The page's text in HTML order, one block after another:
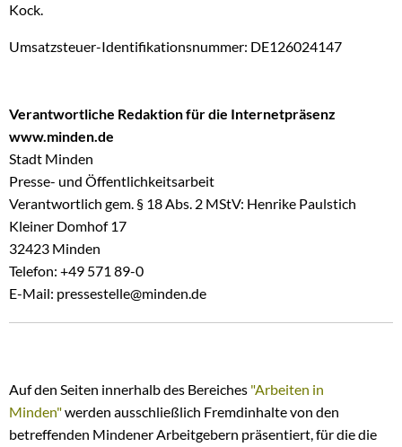
Kock.
Umsatzsteuer-Identifikationsnummer: DE126024147
Verantwortliche Redaktion für die Internetpräsenz
www.minden.de
Stadt Minden
Presse- und Öffentlichkeitsarbeit
Verantwortlich gem. § 18 Abs. 2 MStV: Henrike Paulstich
Kleiner Domhof 17
32423 Minden
Telefon: +49 571 89-0
E-Mail: pressestelle@minden.de
Auf den Seiten innerhalb des Bereiches "Arbeiten in
Minden"werden ausschließlich Fremdinhalte von den
betreffenden Mindener Arbeitgebern präsentiert, für die die